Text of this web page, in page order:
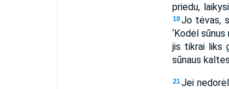
priedu,
18 Jo tėvas,
‘Kodėl
jis tikrai liks
sūnaus
21 Jei